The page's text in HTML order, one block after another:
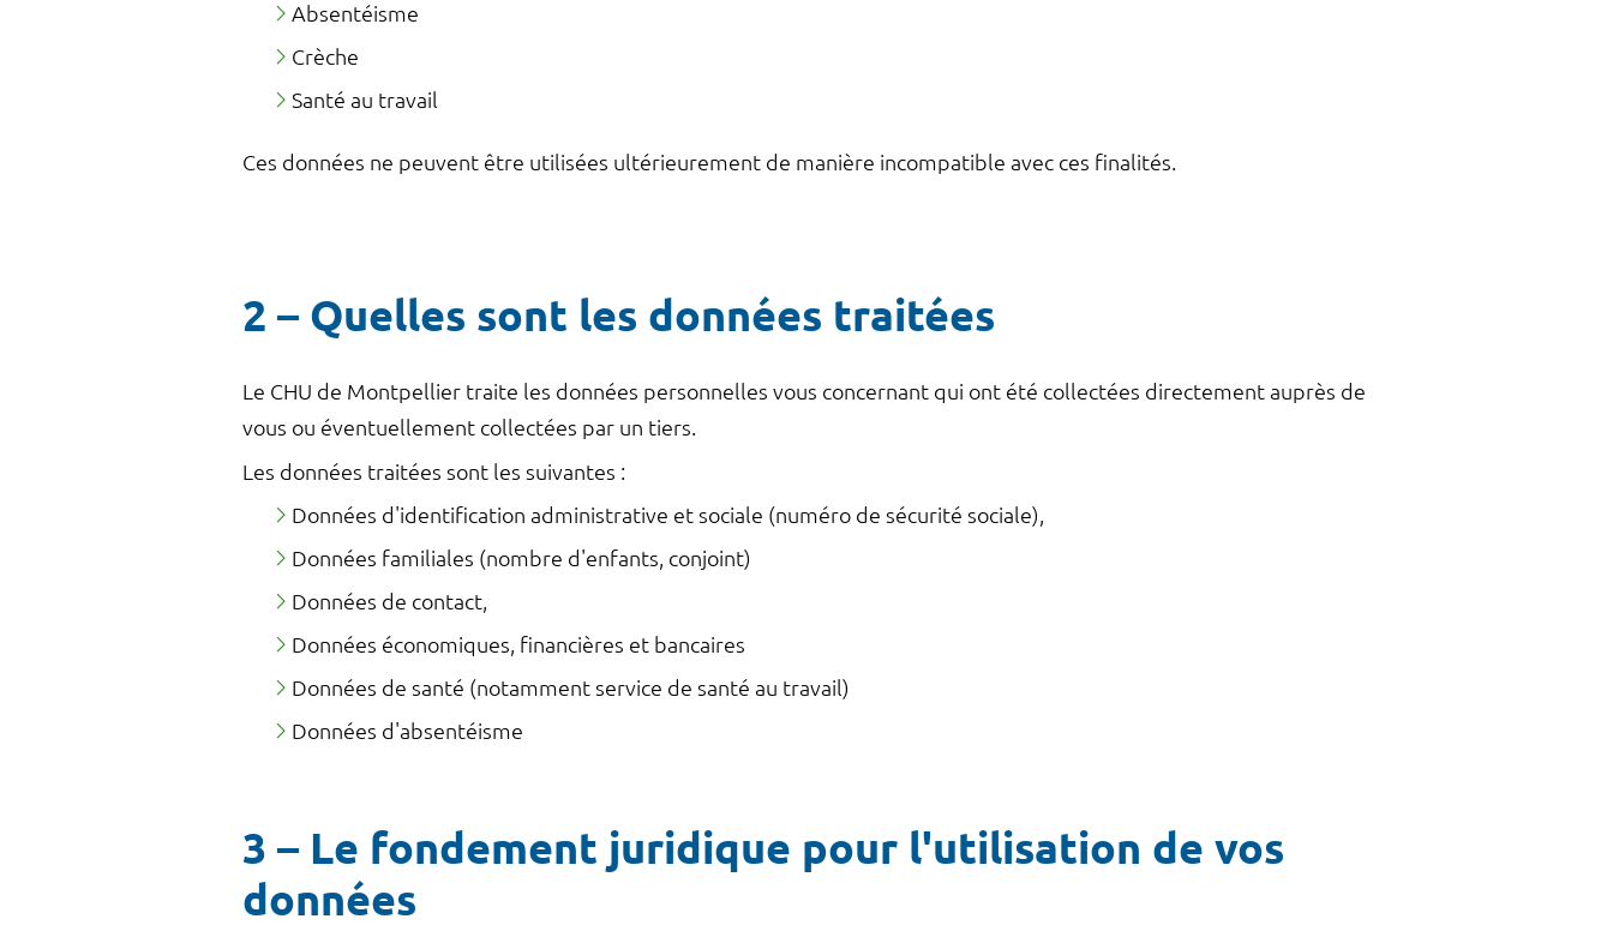
Absentéisme
Crèche
Santé au travail
Ces données ne peuvent être utilisées ultérieurement de manière incompatible avec ces finalités.
2 – Quelles sont les données traitées
Le CHU de Montpellier traite les données personnelles vous concernant qui ont été collectées directement auprès de
vous ou éventuellement collectées par un tiers.
Les données traitées sont les suivantes :
Données d'identification administrative et sociale (numéro de sécurité sociale),
Données familiales (nombre d'enfants, conjoint)
Données de contact,
Données économiques, financières et bancaires
Données de santé (notamment service de santé au travail)
Données d'absentéisme
3 – Le fondement juridique pour l'utilisation de vos
données